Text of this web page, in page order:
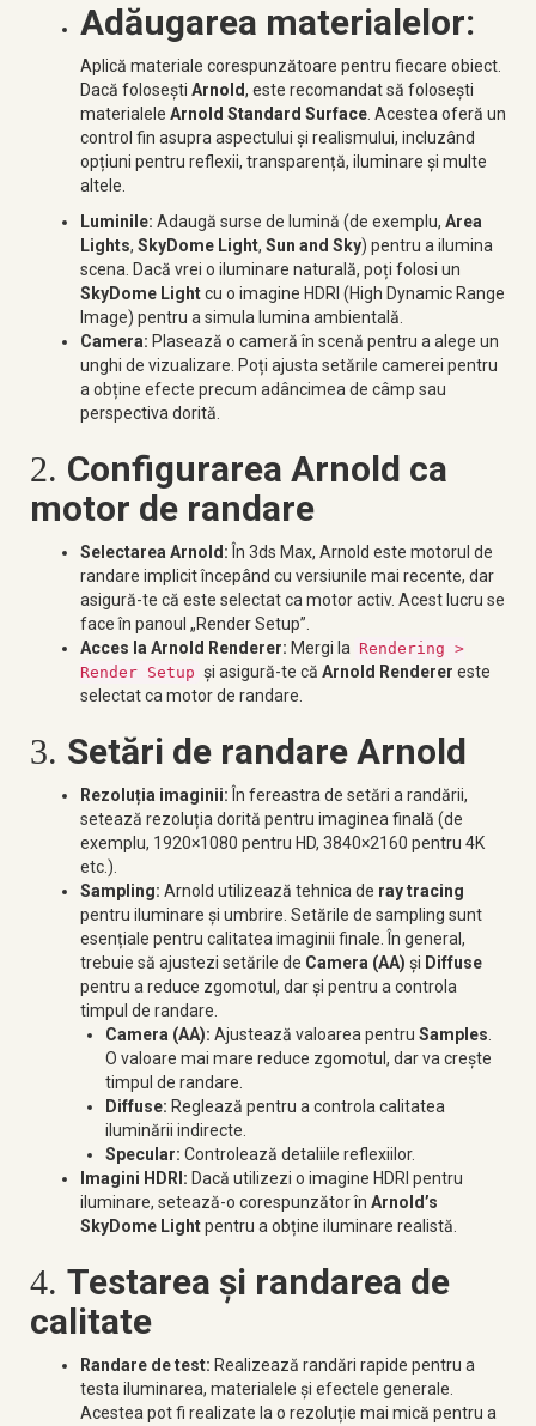
Adăugarea materialelor:
Aplică materiale corespunzătoare pentru fiecare obiect.
Dacă folosești Arnold, este recomandat să folosești
materialele Arnold Standard Surface . Acestea oferă un
control fin asupra aspectului și realismului, incluzând
opțiuni pentru reflexii, transparență, iluminare și multe
altele.
Luminile: Adaugă surse de lumină (de exemplu, Area
Lights, SkyDome Light, Sun and Sky) pentru a ilumina
scena. Dacă vrei o iluminare naturală, poți folosi un
SkyDome Lightcu o imagine HDRI (High Dynamic Range
Image) pentru a simula lumina ambientală.
Camera: Plasează o cameră în scenă pentru a alege un
unghi de vizualizare. Poți ajusta setările camerei pentru
a obține efecte precum adâncimea de câmp sau
perspectiva dorită.
2. Configurarea Arnold ca
motor de randare
Selectarea Arnold: În 3ds Max, Arnold este motorul de
randare implicit începând cu versiunile mai recente, dar
asigură-te că este selectat ca motor activ. Acest lucru se
face în panoul „Render Setup”.
Acces la Arnold Renderer: Mergi la Rendering >
Render Setup și asigură-te că Arnold Renderer este
selectat ca motor de randare.
3. Setări de randare Arnold
Rezoluția imaginii: În fereastra de setări a randării,
setează rezoluția dorită pentru imaginea finală (de
exemplu, 1920×1080 pentru HD, 3840×2160 pentru 4K
etc.).
Sampling: Arnold utilizează tehnica de ray tracing
pentru iluminare și umbrire. Setările de sampling sunt
esențiale pentru calitatea imaginii finale. În general,
trebuie să ajustezi setările de Camera (AA) și Diffuse
pentru a reduce zgomotul, dar și pentru a controla
timpul de randare.
Camera (AA): Ajustează valoarea pentru Samples
O valoare mai mare reduce zgomotul, dar va crește
timpul de randare.
Diffuse: Reglează pentru a controla calitatea
iluminării indirecte.
Specular: Controlează detaliile reflexiilor.
Imagini HDRI: Dacă utilizezi o imagine HDRI pentru
iluminare, setează-o corespunzător în Arnold’s
SkyDome Lightpentru a obține iluminare realistă.
4. Testarea și randarea de
calitate
Randare de test: Realizează randări rapide pentru a
testa iluminarea, materialele și efectele generale.
Acestea pot fi realizate la o rezoluție mai mică pentru a